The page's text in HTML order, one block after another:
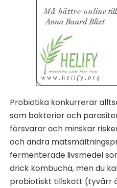
Probiotika konkurrerar
som bakterier och
försvarar och minskar
och andra
fermenterade livsmedel
drick kombucha, men du
probiotiskt tillskott (tyvärr